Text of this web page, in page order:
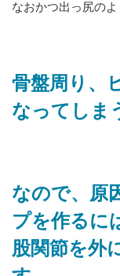
なおかつ出っ尻のよ
骨盤周り、
なってしま
なので、原
プを作るに
股関節を外